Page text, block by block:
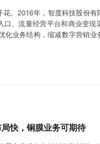
2016年，智度科技股份有
、流量经营平台和商业变现
业务结构，缩减数字营销业
快，铜膜业务可期待